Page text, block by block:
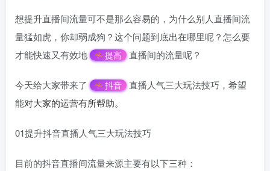
想提升直播间流量可不是那么容易的，为什么别人直播间流
量猛如虎，你却弱成狗？这个问题到底出在哪里呢？怎么要
才能快速又有效地
提高 直播间的流量呢？
今天给大家带来了 抖音
直播人气三大玩法技巧，希望
能对大家的运营有所帮助。
01提升抖音直播人气三大玩法技巧
目前的抖音直播间流量来源主要有以下三种：